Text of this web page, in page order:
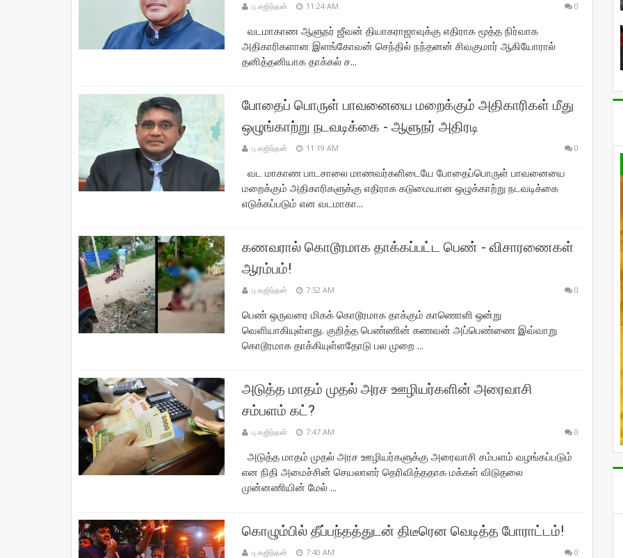
பு.கஜிந்தன் 11:24 AM 0
வடமாகாண ஆளுநர் ஜீவன் தியாகராஜாவுக்கு எதிராக மூத்த நிர்வாக
அதிகாரிகளான இளங்கோவன் செந்தில் நந்தனன் சிவகுமார் ஆகியோரால்
தனித்தனியாக தாக்கல் ச...
போதைப் பொருள் பாவனையை மறைக்கும் அதிகாரிகள் மீது
ஒழுங்காற்று நடவடிக்கை - ஆளுநர் அதிரடி
பு.கஜிந்தன் 11:19 AM 0
வட மாகாண பாடசாலை மாணவர்களிடையே போதைப்பொருள் பாவனையை
மறைக்கும் அதிகாரிகளுக்கு எதிராக கடுமையான ஒழுக்காற்று நடவடிக்கை
எடுக்கப்படும் என வடமாகா...
கணவரால் கொடூரமாக தாக்கப்பட்ட பெண் - விசாரணைகள்
ஆரம்பம்!
பு.கஜிந்தன் 7:52 AM 0
பெண் ஒருவரை மிகக் கொடூரமாக தாக்கும் காணொளி ஒன்று
வெளியாகியுள்ளது. குறித்த பெண்ணின் கணவன் அப்பெண்ணை இவ்வாறு
கொடூரமாக தாக்கியுள்ளதோடு பல முறை ...
அடுத்த மாதம் முதல் அரச ஊழியர்களின் அரைவாசி
சம்பளம் கட்?
பு.கஜிந்தன் 7:47 AM 0
அடுத்த மாதம் முதல் அரச ஊழியர்களுக்கு அரைவாசி சம்பளம் வழங்கப்படும்
என நிதி அமைச்சின் செயலாளர் தெரிவித்ததாக மக்கள் விடுதலை
முன்னணியின் மேல் ...
கொழும்பில் தீப்பந்தத்துடன் திடீரென வெடித்த போராட்டம்!
பு.கஜிந்தன் 7:40 AM 0